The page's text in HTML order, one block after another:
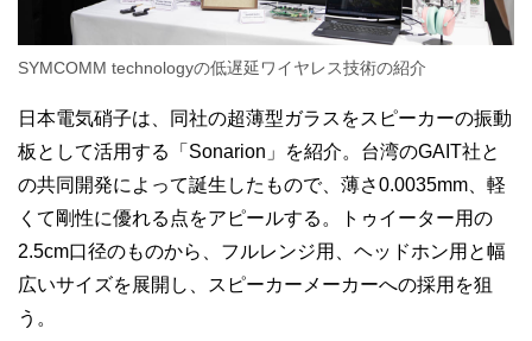
SYMCOMM technologyの低遅延ワイヤレス技術の紹介
日本電気硝子は、同社の超薄型ガラスをスピーカーの振動
板として活用する「Sonarion」を紹介。台湾のGAIT社と
の共同開発によって誕生したもので、薄さ0.0035mm、軽
くて剛性に優れる点をアピールする。トゥイーター用の
2.5cm口径のものから、フルレンジ用、ヘッドホン用と幅
広いサイズを展開し、スピーカーメーカーへの採用を狙
う。